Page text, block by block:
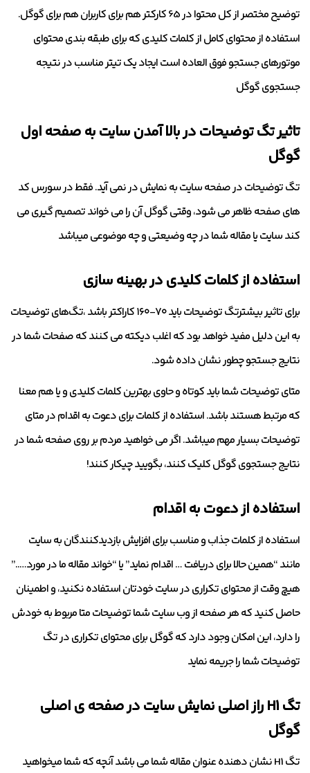
توضیح مختصر از کل محتوا در 65 کارکتر هم برای کاربران هم برای گوگل.
استفاده از محتوای کامل از کلمات کلیدی که برای طبقه بندی محتوای
موتورهای جستجو فوق العاده است ایجاد یک تیتر مناسب در نتیجه
جستجوی گوگل
تاثیر تگ توضیحات در بالا آمدن سایت به صفحه اول
گوگل
تگ توضیحات در صفحه سایت به نمایش در نمی آید. فقط در سورس کد
های صفحه ظاهر می شود، وقتی گوگل آن را می خواند تصمیم گیری می
کند سایت یا مقاله شما در چه وضیعتی و چه موضوعی میباشد
استفاده از کلمات کلیدی در بهینه سازی
برای تاثیر بیشترتگ توضیحات باید ۷۰-۱۶۰ کاراکتر باشد ،تگ‌های توضیحات
به این دلیل مفید خواهد بود که اغلب دیکته می کنند که صفحات شما در
نتایج جستجو چطور نشان داده شود.
متای توضیحات شما باید کوتاه و حاوی بهترین کلمات کلیدی و یا هم معنا
که مرتبط هستند باشد. استفاده از کلمات برای دعوت به اقدام در متای
توضیحات بسیار مهم میباشد. اگر می خواهید مردم بر روی صفحه شما در
نتایج جستجوی گوگل کلیک کنند، بگویید چیکار کنند!
استفاده از دعوت به اقدام
استفاده از کلمات جذاب و مناسب برای افزایش بازدیدکنندگان به سایت
مانند “همین حالا برای دریافت … اقدام نماید” یا “خواند مقاله ما در مورد…..”
هیچ وقت از محتوای تکراری در سایت خودتان استفاده نکنید، و اطمینان
حاصل کنید که هر صفحه از وب سایت شما توضیحات متا مربوط به خودش
را دارد، این امکان وجود دارد که گوگل برای محتوای تکراری در تگ
توضیحات شما را جریمه نماید
تگ H1 راز اصلی نمایش سایت در صفحه ی اصلی
گوگل
تگ H1 نشان دهنده عنوان مقاله شما می باشد آنچه که شما میخواهید